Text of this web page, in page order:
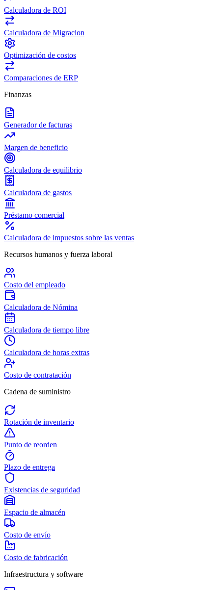
Calculadora de ROI
Calculadora de Migracion
Optimización de costos
Comparaciones de ERP
Finanzas
Generador de facturas
Margen de beneficio
Calculadora de equilibrio
Calculadora de gastos
Préstamo comercial
Calculadora de impuestos sobre las ventas
Recursos humanos y fuerza laboral
Costo del empleado
Calculadora de Nómina
Calculadora de tiempo libre
Calculadora de horas extras
Costo de contratación
Cadena de suministro
Rotación de inventario
Punto de reorden
Plazo de entrega
Existencias de seguridad
Espacio de almacén
Costo de envío
Costo de fabricación
Infraestructura y software